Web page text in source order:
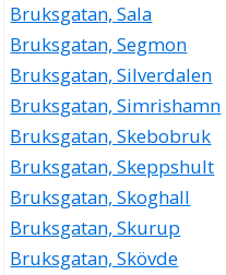
Bruksgatan, Sala
Bruksgatan, Segmon
Bruksgatan, Silverdalen
Bruksgatan, Simrishamn
Bruksgatan, Skebobruk
Bruksgatan, Skeppshult
Bruksgatan, Skoghall
Bruksgatan, Skurup
Bruksgatan, Skövde